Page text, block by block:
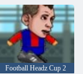
Football Headz Cup 2